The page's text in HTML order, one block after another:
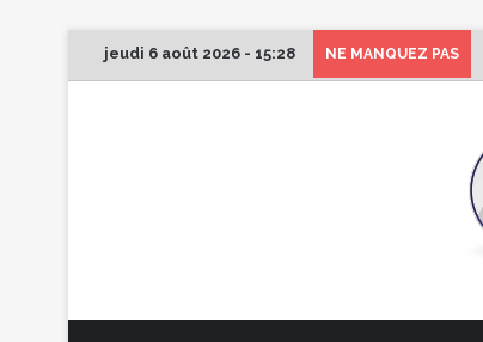
jeudi 6 août 2026 - 15:28 NE MANQUEZ PAS